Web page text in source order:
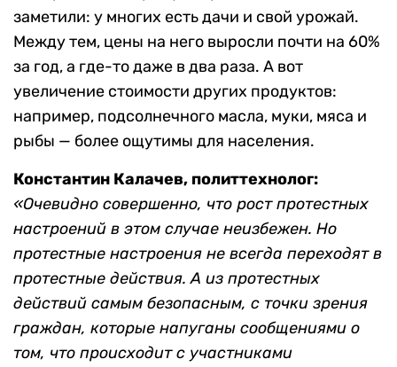
заметили: у многих есть дачи и свой урожай.
Между тем, цены на него выросли почти на 60%
за год, а где-то даже в два раза. А вот
увеличение стоимости других продуктов:
например, подсолнечного масла, муки, мяса и
рыбы — более ощутимы для населения.
Константин Калачев, политтехнолог:
«Очевидно совершенно, что рост протестных
настроений в этом случае неизбежен. Но
протестные настроения не всегда переходят в
протестные действия. А из протестных
действий самым безопасным, с точки зрения
граждан, которые напуганы сообщениями о
том, что происходит с участниками